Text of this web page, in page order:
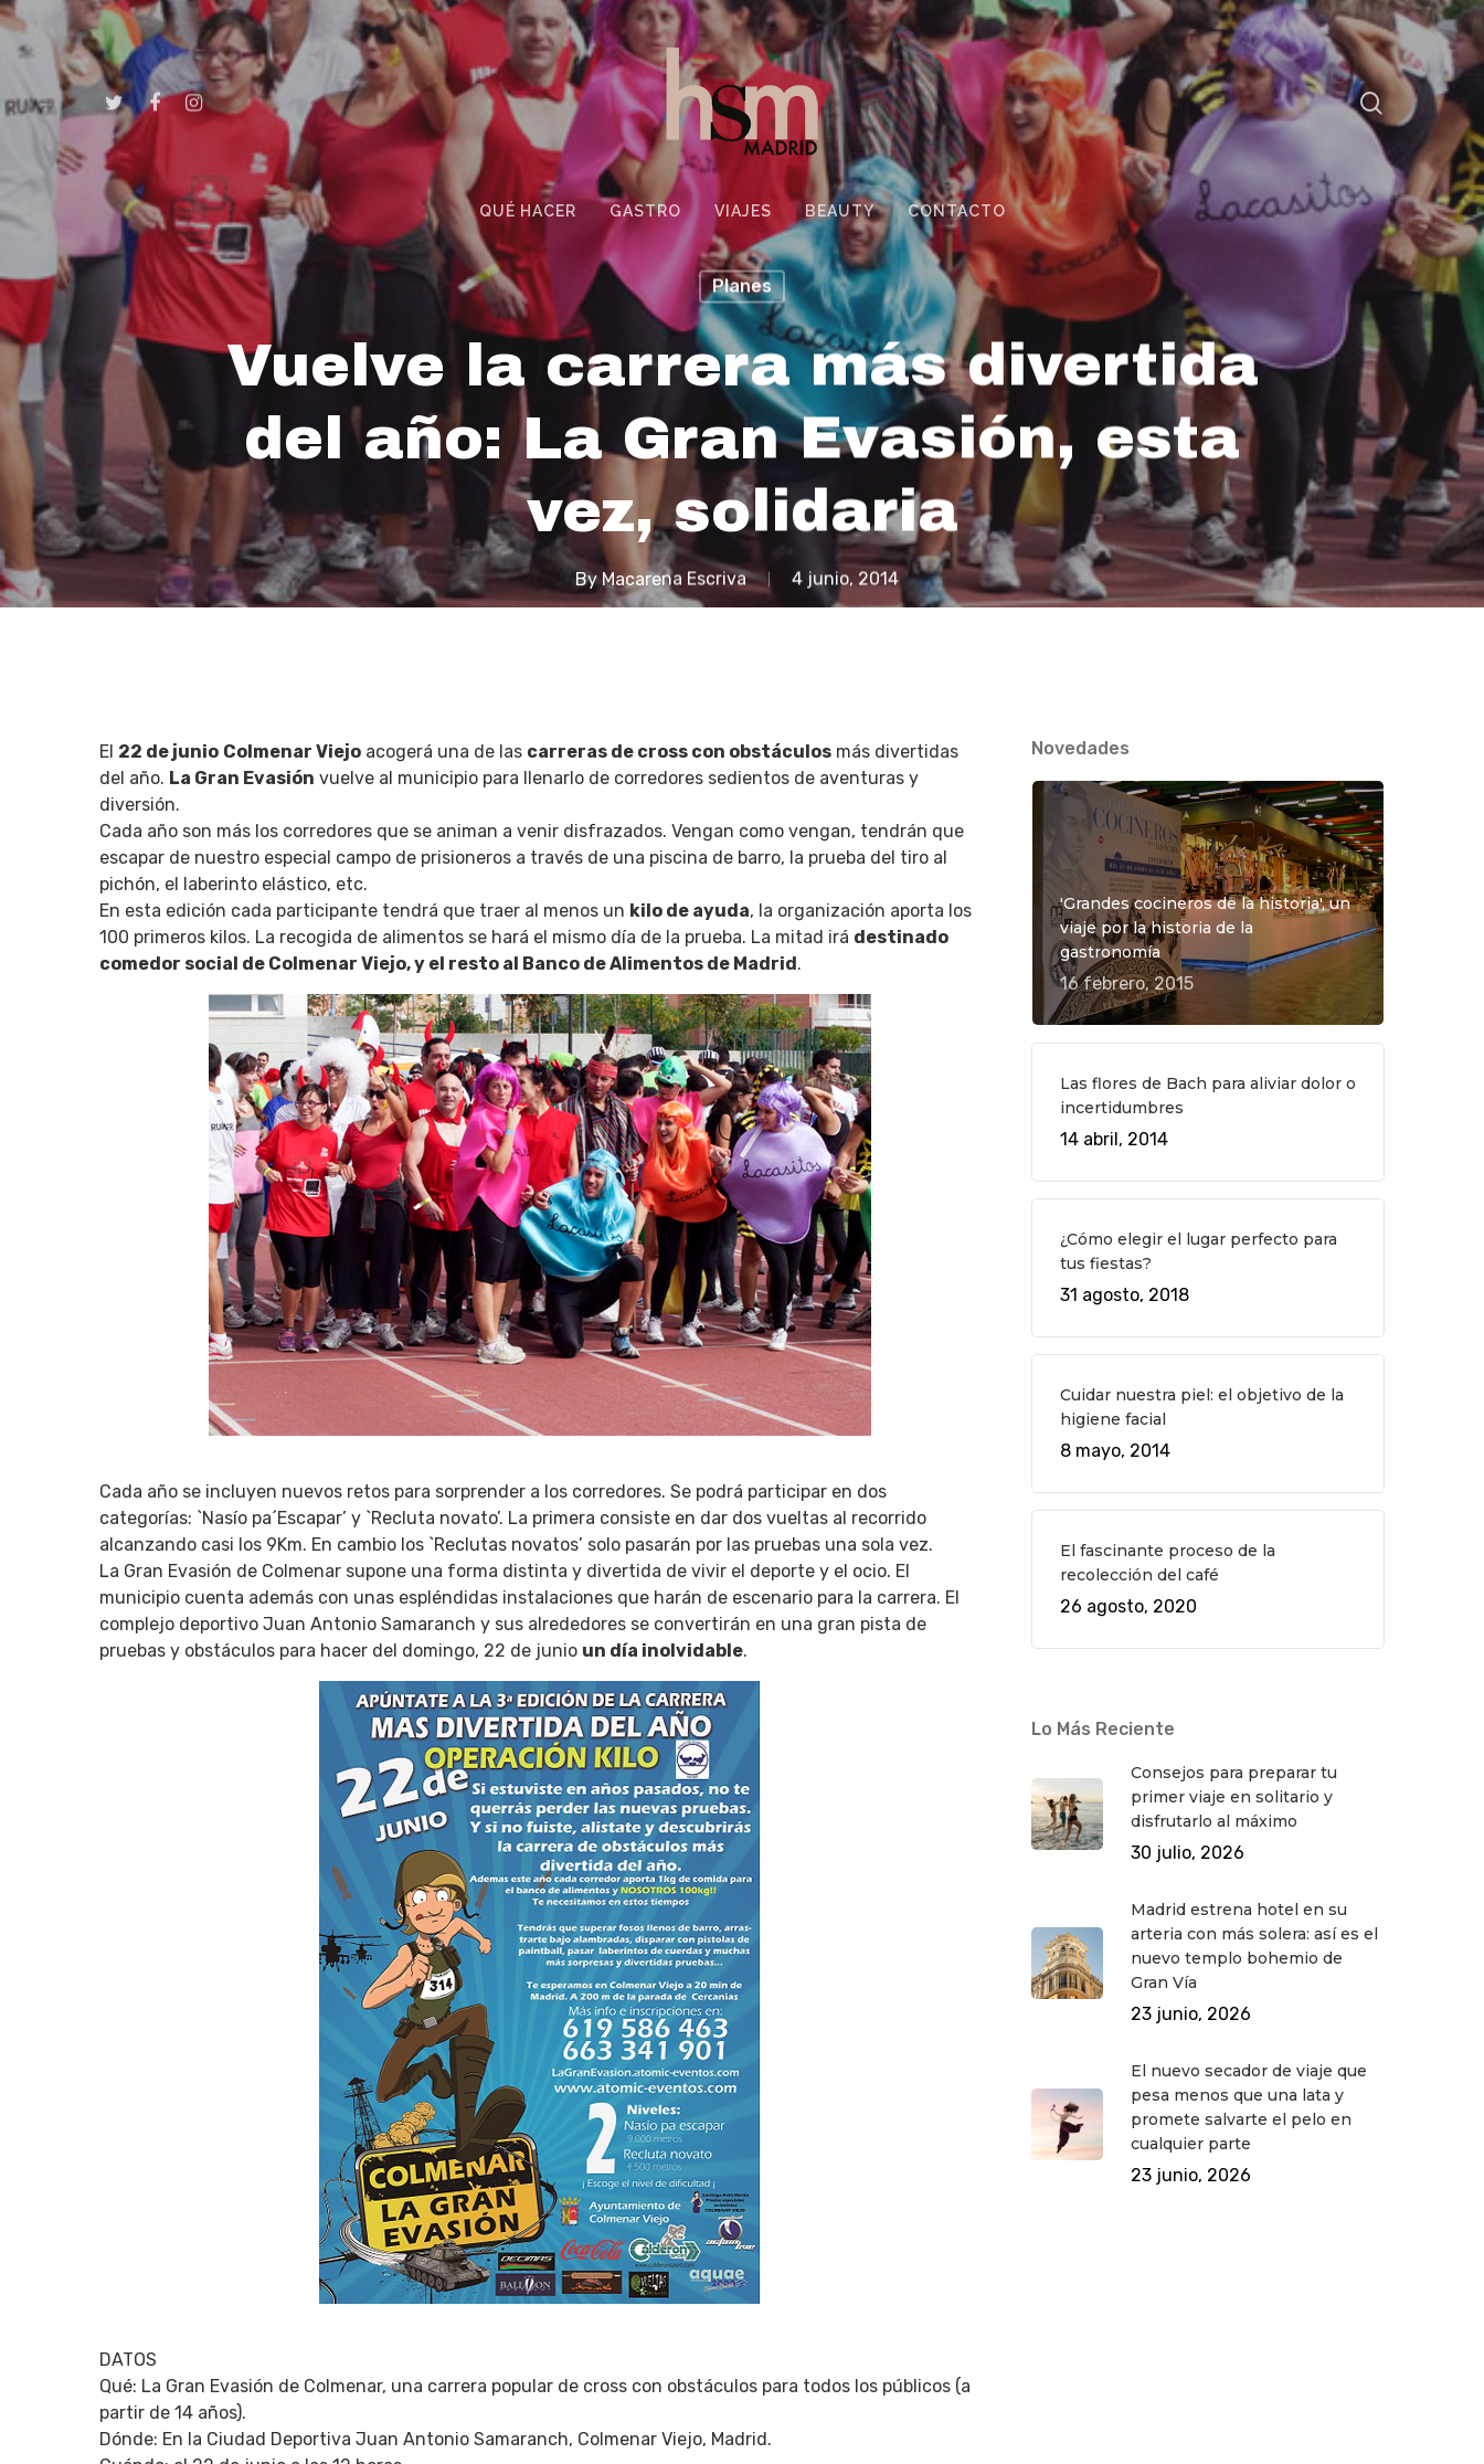
Hit enter to search or ESC to close
QUÉ HACER GASTRO VIAJES BEAUTY CONTACTO
Planes
Vuelve la carrera más divertida
del año: La Gran Evasión, esta
vez, solidaria
By Macarena Escriva 4 junio, 2014
El 22 de junio Colmenar Viejo acogerá una de las carreras de cross con obstáculos más divertidas
del año. La Gran Evasión vuelve al municipio para llenarlo de corredores sedientos de aventuras y
diversión.
Cada año son más los corredores que se animan a venir disfrazados. Vengan como vengan, tendrán que
escapar de nuestro especial campo de prisioneros a través de una piscina de barro, la prueba del tiro al
pichón, el laberinto elástico, etc.
En esta edición cada participante tendrá que traer al menos un kilo de ayuda, la organización aporta los
100 primeros kilos. La recogida de alimentos se hará el mismo día de la prueba. La mitad irá destinado
comedor social de Colmenar Viejo, y el resto al Banco de Alimentos de Madrid.
Cada año se incluyen nuevos retos para sorprender a los corredores. Se podrá participar en dos
categorías: `Nasío pa´Escapar’ y `Recluta novato’. La primera consiste en dar dos vueltas al recorrido
alcanzando casi los 9Km. En cambio los `Reclutas novatos’ solo pasarán por las pruebas una sola vez.
La Gran Evasión de Colmenar supone una forma distinta y divertida de vivir el deporte y el ocio. El
municipio cuenta además con unas espléndidas instalaciones que harán de escenario para la carrera. El
complejo deportivo Juan Antonio Samaranch y sus alrededores se convertirán en una gran pista de
pruebas y obstáculos para hacer del domingo, 22 de junio un día inolvidable.
DATOS
Qué: La Gran Evasión de Colmenar, una carrera popular de cross con obstáculos para todos los públicos (a
partir de 14 años).
Dónde: En la Ciudad Deportiva Juan Antonio Samaranch, Colmenar Viejo, Madrid.
Novedades
'Grandes cocineros de la historia', un
viaje por la historia de la
gastronomía
16 febrero, 2015
Las flores de Bach para aliviar dolor o
incertidumbres
14 abril, 2014
¿Cómo elegir el lugar perfecto para
tus fiestas?
31 agosto, 2018
Cuidar nuestra piel: el objetivo de la
higiene facial
8 mayo, 2014
El fascinante proceso de la
recolección del café
26 agosto, 2020
Lo Más Reciente
Consejos para preparar tu
primer viaje en solitario y
disfrutarlo al máximo
30 julio, 2026
Madrid estrena hotel en su
arteria con más solera: así es el
nuevo templo bohemio de
Gran Vía
23 junio, 2026
El nuevo secador de viaje que
pesa menos que una lata y
promete salvarte el pelo en
cualquier parte
23 junio, 2026